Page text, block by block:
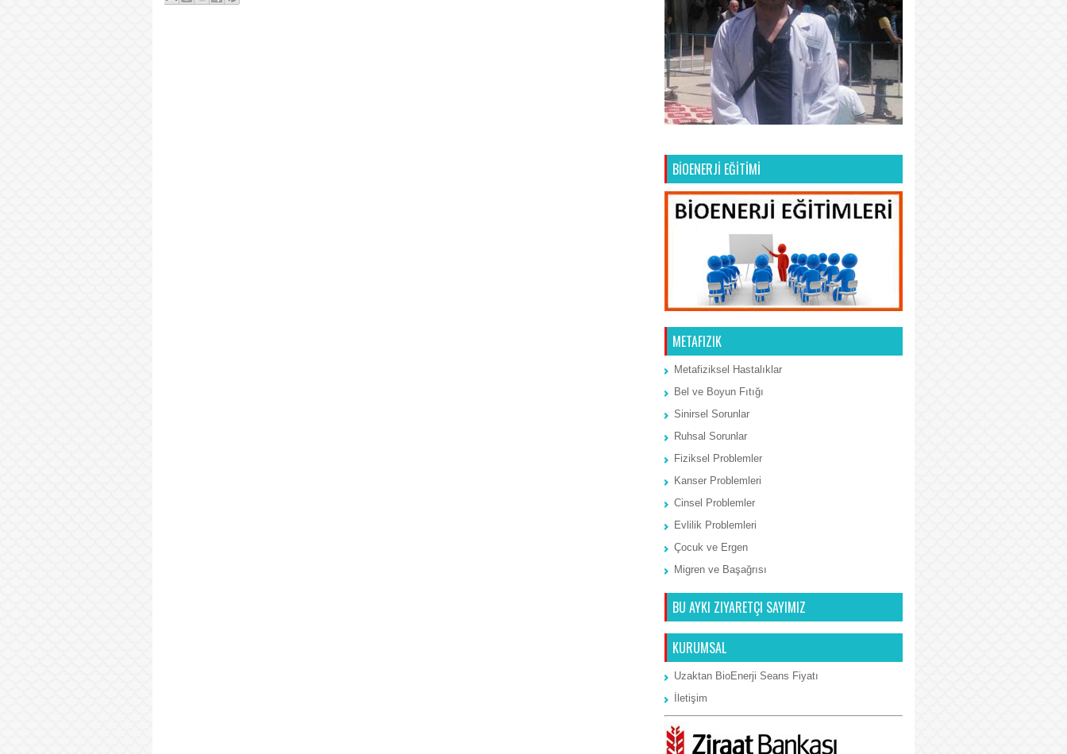
BİOENERJİ EĞİTİMİ
METAFIZIK
Metafiziksel Hastalıklar
Bel ve Boyun Fıtığı
Sinirsel Sorunlar
Ruhsal Sorunlar
Fiziksel Problemler
Kanser Problemleri
Cinsel Problemler
Evlilik Problemleri
Çocuk ve Ergen
Migren ve Başağrısı
BU AYKI ZIYARETÇI SAYIMIZ
KURUMSAL
Uzaktan BioEnerji Seans Fiyatı
İletişim